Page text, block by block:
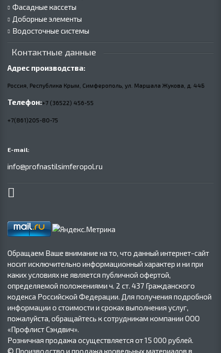
Фасадные кассеты
Доборные элементы
Водосточные системы
Контактные данные
Адрес производства:
Россия, Республика Крым, Симферополь, ул. Маршала Жукова, д. 44Б
Телефон:+7 (36522) 456-55
+7(861)205-80-75
E-mail:
info@profnastilsimferopol.ru
Обращаем Ваше внимание на то, что данный интернет-сайт
носит исключительно информационный характер и ни при
каких условиях не является публичной офертой,
определяемой положениями ч. 2 ст. 437 Гражданского
кодекса Российской Федерации. Для получения подробной
информации о стоимости и сроках выполнения услуг,
пожалуйста, обращайтесь к сотрудникам компании ООО
«Профлист Сэндвич».
Розничная продажа осуществляется от 15 000 рублей.
© Производство и продажа кровельных материалов в